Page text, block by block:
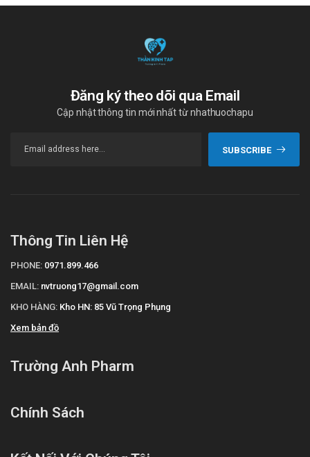
Đăng ký theo dõi qua Email
Cập nhật thông tin mới nhất từ nhathuochapu
SUBSCRIBE
Thông Tin Liên Hệ
PHONE: 0971.899.466
EMAIL: nvtruong17@gmail.com
KHO HÀNG: Kho HN: 85 Vũ Trọng Phụng
Xem bản đồ
Trường Anh Pharm
Chính Sách